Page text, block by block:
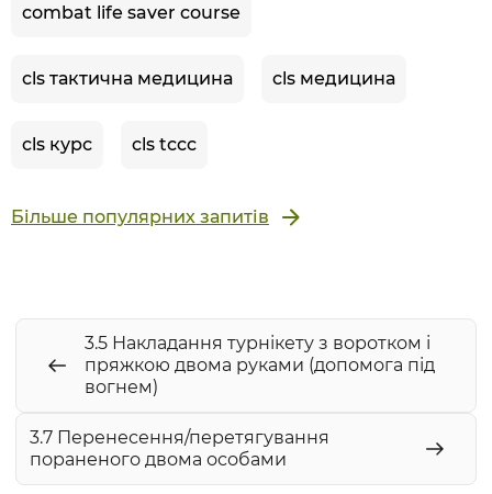
combat life saver course
cls тактична медицина cls медицина
cls курс cls tccc
Більше популярних запитів
3.5 Накладання турнікету з воротком і
пряжкою двома руками (допомога під
вогнем)
3.7 Перенесення/перетягування
пораненого двома особами